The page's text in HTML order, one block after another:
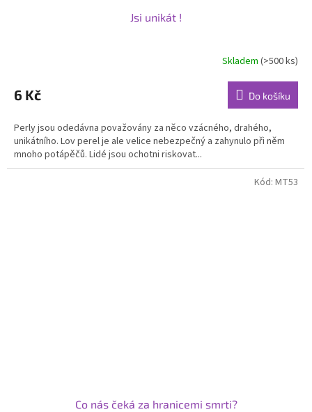
Jsi unikát !
produktu
je
z
5
hvězdiček.
Skladem(>500 ks)
6 Kč Do košíku
Perly jsou odedávna považovány za něco vzácného, drahého,
unikátního. Lov perel je ale velice nebezpečný a zahynulo při něm
mnoho potápěčů. Lidé jsou ochotni riskovat...
Co nás čeká za hranicemi smrti?
Kód: MT53